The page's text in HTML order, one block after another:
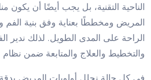
الناحية التقنية، بل يجب أيضًا أن يكون
المريض ومخططًا بعناية وفق بنية الفم
الراحة على المدى الطويل. لذلك
والتخطيط والعلاج والمتابعة ضمن